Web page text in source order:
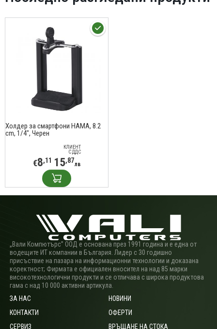
Холдер за смартфони HAMA, 8.2
cm, 1/4", Черен
КЛИЕНТ
С ДДС
€8,11 15,87лв
„Вали Компютърс” ООД е основана през 1991 година и е една от
водещите ИТ компании в България. Лидер с 30 годишно
присъствие на пазара на информационни технологии и доказана
коректност; Фирмата е официален вносител на над 85 марки
високотехнологични продукти и се отличава с широка продуктова
гама с над 10 000 активни артикула.
ЗА НАС
КОНТАКТИ
СЕРВИЗ
НОВИНИ
ОФЕРТИ
ВРЪЩАНЕ НА СТОКА